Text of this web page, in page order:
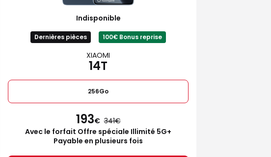
Indisponible
Dernières pièces 100€ Bonus reprise
XIAOMI
14T
256Go
193€ 341
Avec le forfait Offre spéciale Illimité 5G+
Payable en plusieurs fois